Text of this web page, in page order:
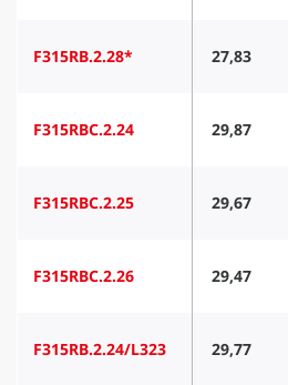
F315RB.2.28* 27,83
F315RBC.2.24 29,87
F315RBC.2.25 29,67
F315RBC.2.26 29,47
F315RB.2.24/L323 29,77